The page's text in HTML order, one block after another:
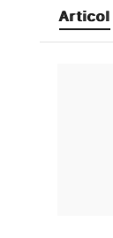
Articol